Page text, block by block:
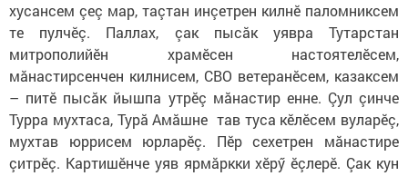
хусансем çеç мар, таçтан инçетрен килнӗ паломниксем
те пулчӗç. Паллах, çак пысăк уявра Тутарстан
митрополийӗн храмӗсен настоятелӗсем,
мăнастирсенчен килнисем, СВО ветеранӗсем, казаксем
– питӗ пысăк йышпа утрӗç мăнастир енне. Çул çинче
Турра мухтаса, Турă Амăшне тав туса кӗлӗсем вуларӗç,
мухтав юррисем юрларӗç. Пӗр сехетрен мăнастире
çитрӗç. Картишӗнче уяв ярмăркки хӗрӳ ӗçлерӗ. Çак кун